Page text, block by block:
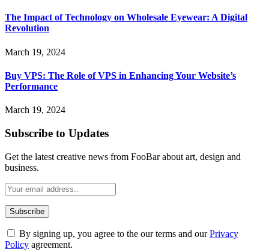
The Impact of Technology on Wholesale Eyewear: A Digital
Revolution
March 19, 2024
Buy VPS: The Role of VPS in Enhancing Your Website’s
Performance
March 19, 2024
Subscribe to Updates
Get the latest creative news from FooBar about art, design and
business.
By signing up, you agree to the our terms and ourPrivacy
Policy agreement.